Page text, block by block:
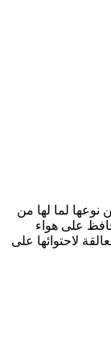
نوعها لما لها من
على هواء
لاحتوائها على